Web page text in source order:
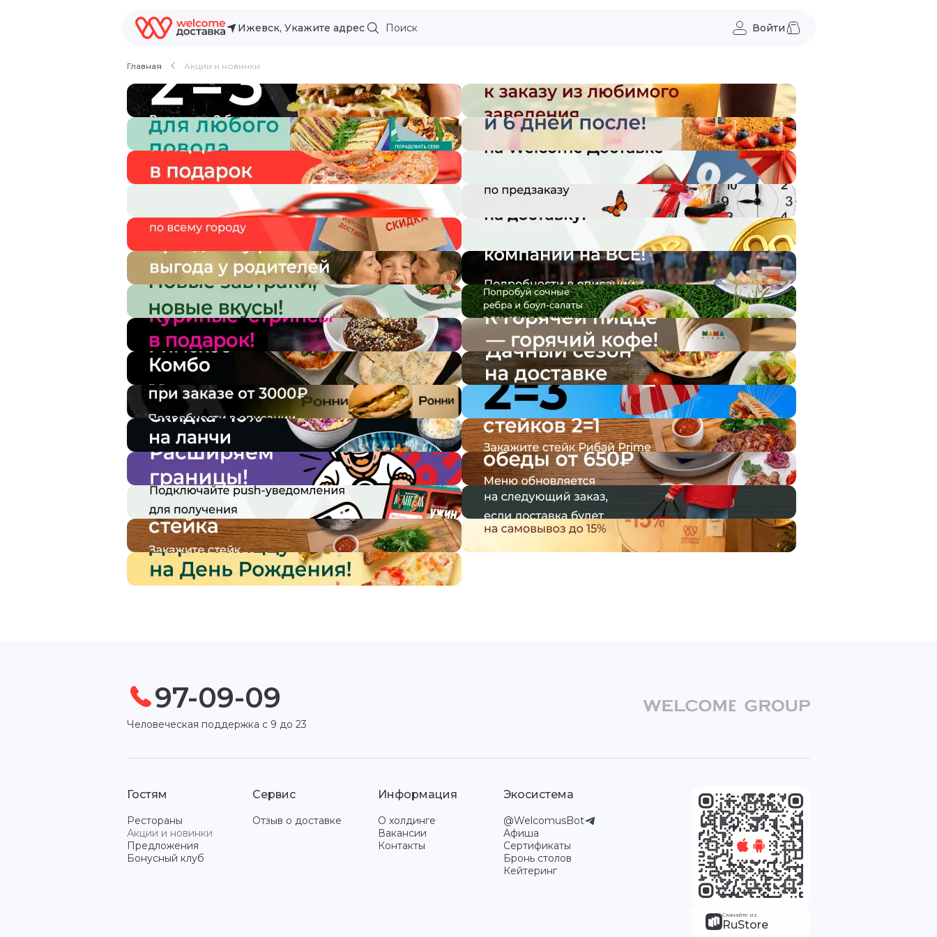
Главная Акции и новинки
Ижевск, Укажите адрес Войти
97-09-09
Человеческая поддержка с 9 до 23
Гостям
Рестораны
Акции и новинки
Предложения
Бонусный клуб
Сервис
Отзыв о доставке
Информация
О холдинге
Вакансии
Контакты
Экосистема
@WelcomusBot
Афиша
Сертификаты
Бронь столов
Кейтеринг
Скачайте из
RuStore
(откроется в новой вкладке)